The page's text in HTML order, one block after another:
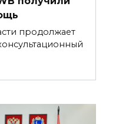
продолжает